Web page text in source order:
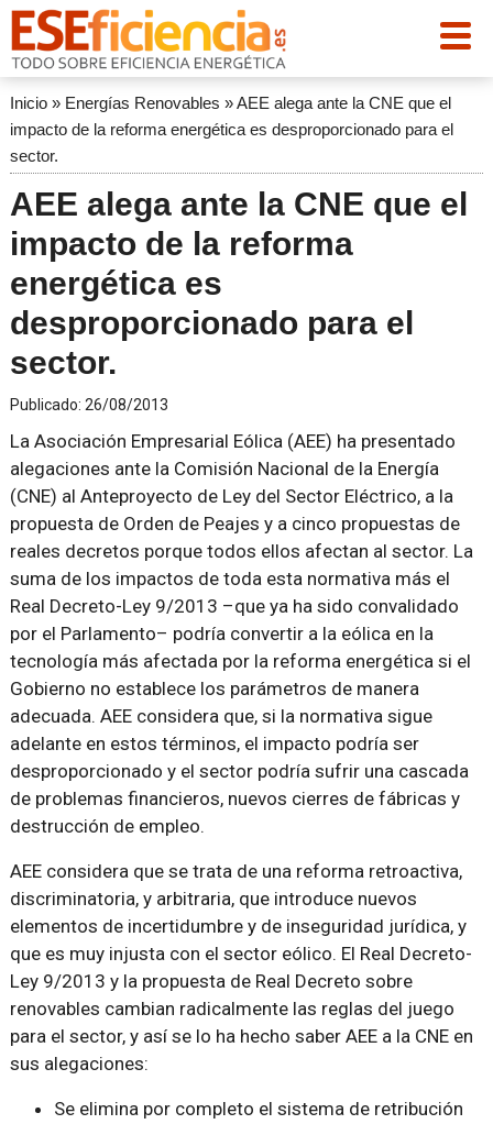
Inicio» Energías Renovables »AEE alega ante la CNE que el
impacto de la reforma energética es desproporcionado para el
sector.
AEE alega ante la CNE que el
impacto de la reforma
energética es
desproporcionado para el
sector.
Publicado: 26/08/2013
La Asociación Empresarial Eólica (AEE) ha presentado
alegaciones ante la Comisión Nacional de la Energía
(CNE) al Anteproyecto de Ley del Sector Eléctrico, a la
propuesta de Orden de Peajes y a cinco propuestas de
reales decretos porque todos ellos afectan al sector. La
suma de los impactos de toda esta normativa más el
Real Decreto-Ley 9/2013 –que ya ha sido convalidado
por el Parlamento– podría convertir a la eólica en la
tecnología más afectada por la reforma energética si el
Gobierno no establece los parámetros de manera
adecuada. AEE considera que, si la normativa sigue
adelante en estos términos, el impacto podría ser
desproporcionado y el sector podría sufrir una cascada
de problemas financieros, nuevos cierres de fábricas y
destrucción de empleo.
AEE considera que se trata de una reforma retroactiva,
discriminatoria, y arbitraria, que introduce nuevos
elementos de incertidumbre y de inseguridad jurídica, y
que es muy injusta con el sector eólico. El Real Decreto-
Ley 9/2013 y la propuesta de Real Decreto sobre
renovables cambian radicalmente las reglas del juego
para el sector, y así se lo ha hecho saber AEE a la CNE en
sus alegaciones:
Se elimina por completo el sistema de retribución